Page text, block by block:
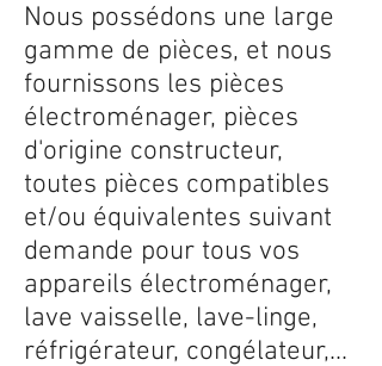
Nous possédons une large
gamme de pièces, et nous
fournissons les pièces
électroménager, pièces
d'origine constructeur,
toutes pièces compatibles
et/ou équivalentes suivant
demande pour tous vos
appareils électroménager,
lave vaisselle, lave-linge,
réfrigérateur, congélateur,...